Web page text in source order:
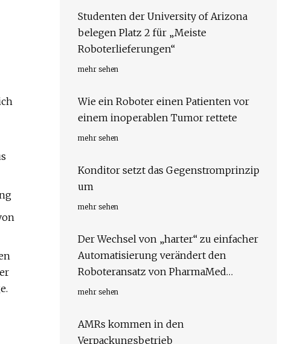
Studenten der University of Arizona
belegen Platz 2 für „Meiste
Roboterlieferungen“
mehr sehen
Wie ein Roboter einen Patienten vor
einem inoperablen Tumor rettete
mehr sehen
Konditor setzt das Gegenstromprinzip
um
mehr sehen
Der Wechsel von „harter“ zu einfacher
Automatisierung verändert den
Roboteransatz von PharmaMed
Automation
mehr sehen
AMRs kommen in den
Verpackungsbetrieb